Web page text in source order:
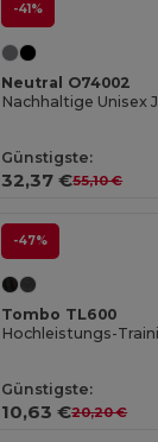
-41%
Neutral O74002
Günstigste:
32,37 €55,10 €
-47%
Tombo TL600
Hochleistungs-
Günstigste:
10,63 €20,20 €